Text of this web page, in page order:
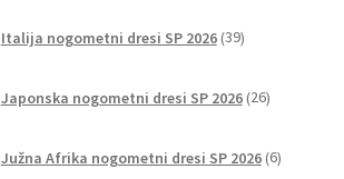
Italija nogometni dresi SP 2026 39izdelkov
Japonska nogometni dresi SP 2026 26izdelkov
Južna Afrika nogometni dresi SP 2026 6izdelkov